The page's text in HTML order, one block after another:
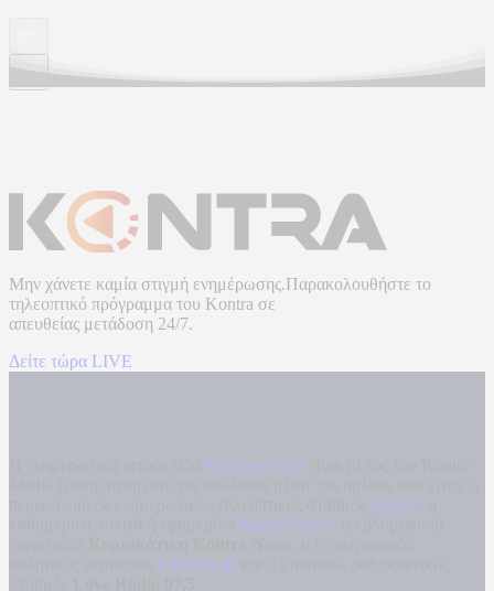
Μην χάνετε καμία στιγμή ενημέρωσης.Παρακολουθήστε το
τηλεοπτικό πρόγραμμα του Kontra σε
απευθείας μετάδοση 24/7.
Δείτε τώρα LIVE
kontranews.gr
Kontra
Kontra News
Filathlos.gr